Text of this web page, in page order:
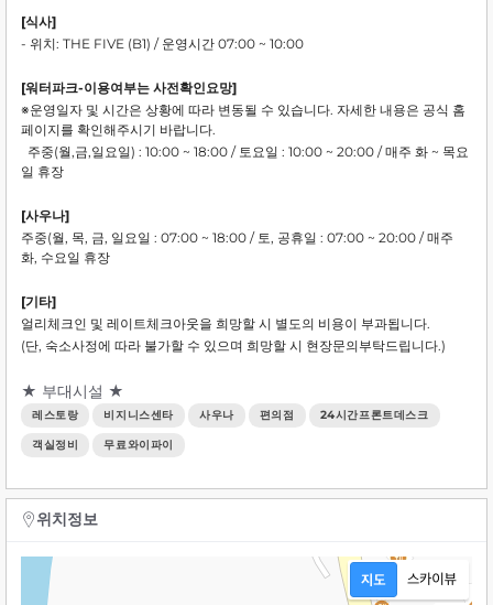
[식사]
- 위치: THE FIVE (B1) / 운영시간 07:00 ~ 10:00
[워터파크-이용여부는 사전확인요망]
※운영일자 및 시간은 상황에 따라 변동될 수 있습니다. 자세한 내용은 공식 홈
페이지를 확인해주시기 바랍니다.
주중(월,금,일요일) : 10:00 ~ 18:00 / 토요일 : 10:00 ~ 20:00 / 매주 화 ~ 목요
일 휴장
[사우나]
주중(월, 목, 금, 일요일 : 07:00 ~ 18:00 / 토, 공휴일 : 07:00 ~ 20:00 / 매주
화, 수요일 휴장
[기타]
얼리체크인 및 레이트체크아웃을 희망할 시 별도의 비용이 부과됩니다.
(단, 숙소사정에 따라 불가할 수 있으며 희망할 시 현장문의부탁드립니다.)
★ 부대시설 ★
레스토랑 비지니스센타 사우나 편의점 24시간프론트데스크
객실정비 무료와이파이
위치정보